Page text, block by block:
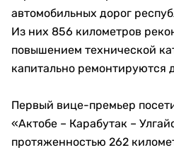
автомобильных дорог
Из них 856 километров
повышением технической
капитально ремонтируются
Первый вице-премьер
«Актобе – Карабутак –
протяженностью 262